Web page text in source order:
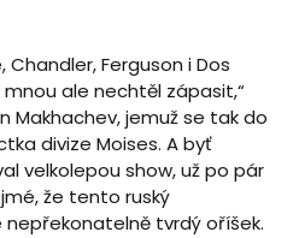
Ferguson i Dos
ale nechtěl zápasit,“
jemuž se tak do
divize Moises. A byť
velkolepou show, už po pár
že tento ruský
tvrdý oříšek.